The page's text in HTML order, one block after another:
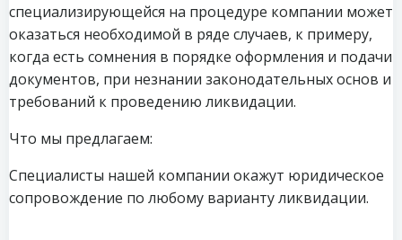
специализирующейся на процедуре компании может
оказаться необходимой в ряде случаев, к примеру,
когда есть сомнения в порядке оформления и подачи
документов, при незнании законодательных основ и
требований к проведению ликвидации.
Что мы предлагаем:
Специалисты нашей компании окажут юридическое
сопровождение по любому варианту ликвидации.